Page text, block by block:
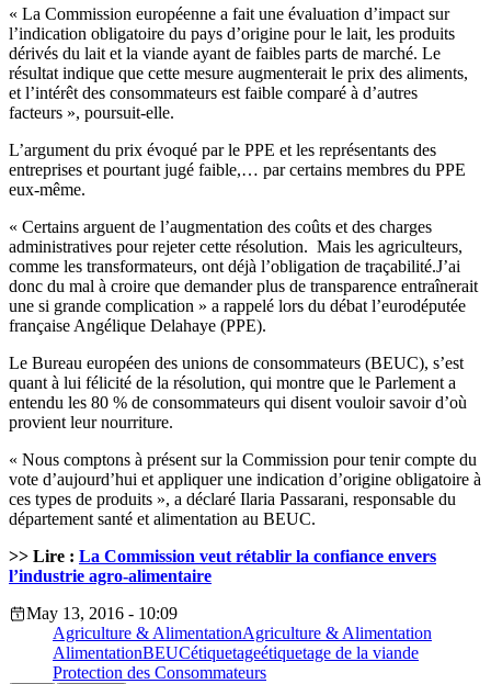
« La Commission européenne a fait une évaluation d’impact sur
l’indication obligatoire du pays d’origine pour le lait, les produits
dérivés du lait et la viande ayant de faibles parts de marché. Le
résultat indique que cette mesure augmenterait le prix des aliments,
et l’intérêt des consommateurs est faible comparé à d’autres
facteurs », poursuit-elle.
L’argument du prix évoqué par le PPE et les représentants des
entreprises et pourtant jugé faible,… par certains membres du PPE
eux-même.
« Certains arguent de l’augmentation des coûts et des charges
administratives pour rejeter cette résolution. Mais les agriculteurs,
comme les transformateurs, ont déjà l’obligation de traçabilité.J’ai
donc du mal à croire que demander plus de transparence entraînerait
une si grande complication » a rappelé lors du débat l’eurodéputée
française Angélique Delahaye (PPE).
Le Bureau européen des unions de consommateurs (BEUC), s’est
quant à lui félicité de la résolution, qui montre que le Parlement a
entendu les 80 % de consommateurs qui disent vouloir savoir d’où
provient leur nourriture.
« Nous comptons à présent sur la Commission pour tenir compte du
vote d’aujourd’hui et appliquer une indication d’origine obligatoire à
ces types de produits », a déclaré Ilaria Passarani, responsable du
département santé et alimentation au BEUC.
>> Lire : La Commission veut rétablir la confiance envers
l’industrie agro-alimentaire
May 13, 2016 - 10:09
Agriculture & AlimentationAgriculture & Alimentation
AlimentationBEUCétiquetageétiquetage de la viande
Protection des Consommateurs